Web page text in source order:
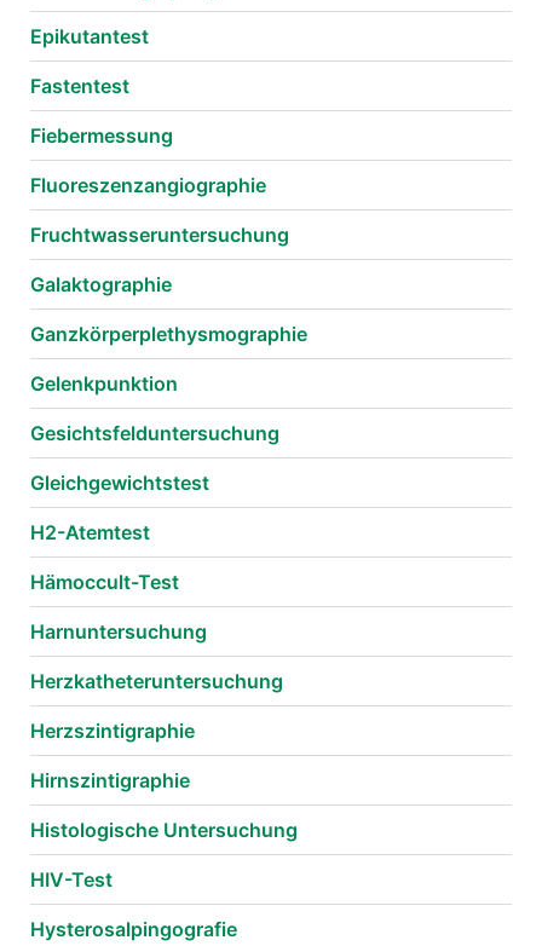
Epikutantest
Fastentest
Fiebermessung
Fluoreszenzangiographie
Fruchtwasseruntersuchung
Galaktographie
Ganzkörperplethysmographie
Gelenkpunktion
Gesichtsfelduntersuchung
Gleichgewichtstest
H2-Atemtest
Hämoccult-Test
Harnuntersuchung
Herzkatheteruntersuchung
Herzszintigraphie
Hirnszintigraphie
Histologische Untersuchung
HIV-Test
Hysterosalpingografie